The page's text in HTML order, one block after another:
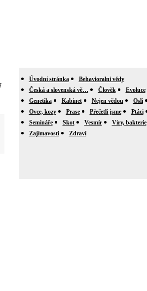
Úvodní stránka
Behavioralni vědy
Česká a slovenská vě…
Člověk Evoluce
Genetika
Kabinet Nejen vědou Osli
Ovce, kozy
Prase Přečetli jsme Ptáci
Semináře
Skot Vesmír
Viry, bakterie
Zajímavosti
Zdraví